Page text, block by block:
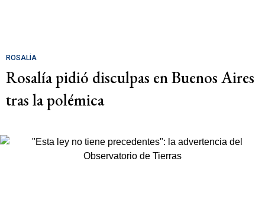
ROSALÍA
Rosalía pidió disculpas en Buenos Aires
tras la polémica